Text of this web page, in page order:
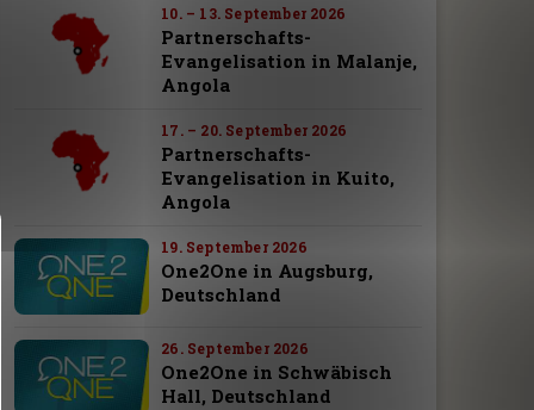
10. – 13. September 2026
Partnerschafts-
Evangelisation in Malanje,
Angola
17. – 20. September 2026
Partnerschafts-
Evangelisation in Kuito,
Angola
19. September 2026
One2One in Augsburg,
Deutschland
26. September 2026
One2One in Schwäbisch
Hall, Deutschland